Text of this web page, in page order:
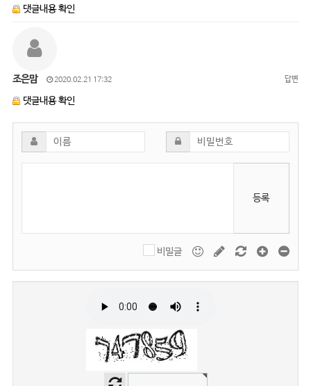
댓글내용 확인
조은맘 2020.02.21 17:32 답변
댓글내용 확인
등록
비밀글